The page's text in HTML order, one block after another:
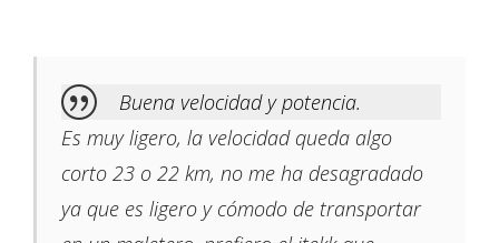
Buena velocidad y potencia.
Es muy ligero, la velocidad queda algo
corto 23 o 22 km, no me ha desagradado
ya que es ligero y cómodo de transportar